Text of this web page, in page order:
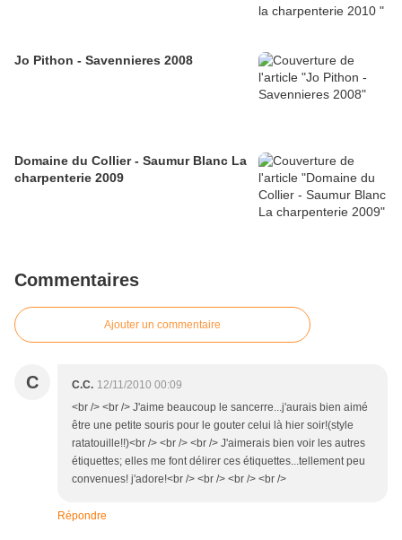
Jo Pithon - Savennieres 2008
Domaine du Collier - Saumur Blanc La
charpenterie 2009
Commentaires
Ajouter un commentaire
C C.C. 12/11/2010 00:09
<br /> <br /> J'aime beaucoup le sancerre...j'aurais bien aimé
être une petite souris pour le gouter celui là hier soir!(style
ratatouille!!)<br /> <br /> <br /> J'aimerais bien voir les autres
étiquettes; elles me font délirer ces étiquettes...tellement peu
convenues! j'adore!<br /> <br /> <br /> <br />
Répondre